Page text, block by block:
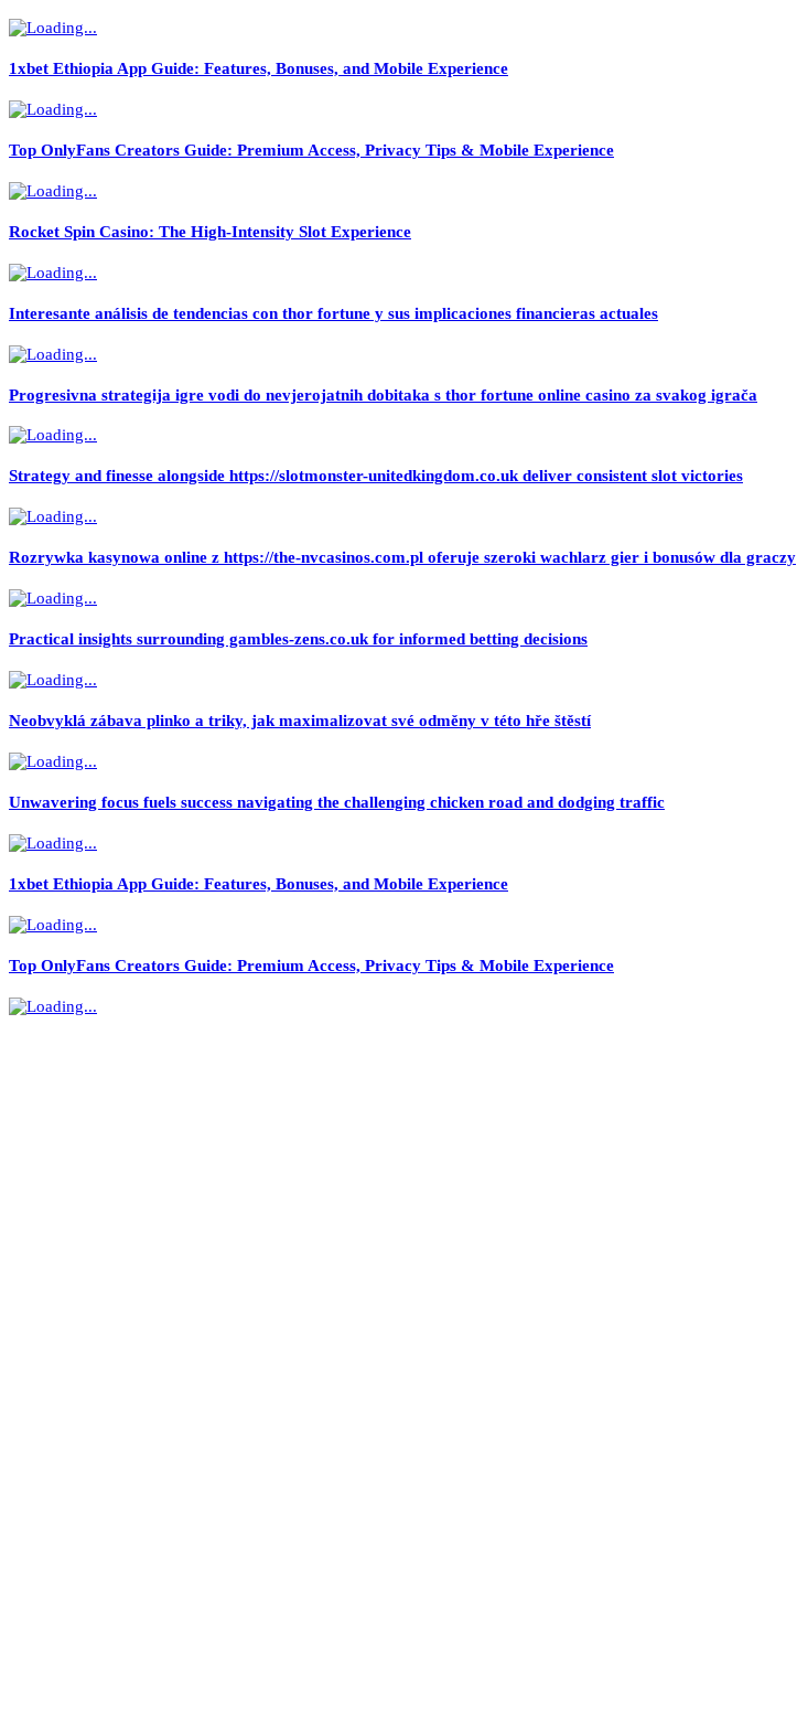
1xbet Ethiopia App Guide: Features, Bonuses, and Mobile Experience
Top OnlyFans Creators Guide: Premium Access, Privacy Tips & Mobile Experience
Rocket Spin Casino: The High‑Intensity Slot Experience
Interesante análisis de tendencias con thor fortune y sus implicaciones financieras actuales
Progresivna strategija igre vodi do nevjerojatnih dobitaka s thor fortune online casino za svakog igrača
Strategy and finesse alongside https://slotmonster-unitedkingdom.co.uk deliver consistent slot victories
Rozrywka kasynowa online z https://the-nvcasinos.com.pl oferuje szeroki wachlarz gier i bonusów dla graczy
Practical insights surrounding gambles-zens.co.uk for informed betting decisions
Neobvyklá zábava plinko a triky, jak maximalizovat své odměny v této hře štěstí
Unwavering focus fuels success navigating the challenging chicken road and dodging traffic
1xbet Ethiopia App Guide: Features, Bonuses, and Mobile Experience
Top OnlyFans Creators Guide: Premium Access, Privacy Tips & Mobile Experience